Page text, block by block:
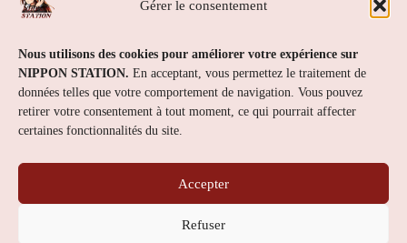
Gérer le consentement
Nous utilisons des cookies pour améliorer votre expérience sur
NIPPON STATION. En acceptant, vous permettez le traitement de
données telles que votre comportement de navigation. Vous pouvez
retirer votre consentement à tout moment, ce qui pourrait affecter
certaines fonctionnalités du site.
Accepter
Refuser
Nippon Station
À propos
FAQs
Contact